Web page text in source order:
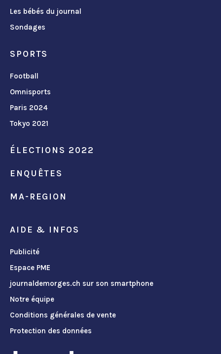
Les bébés du journal
Sondages
SPORTS
Football
Omnisports
Paris 2024
Tokyo 2021
ÉLECTIONS 2022
ENQUÊTES
MA-REGION
AIDE & INFOS
Publicité
Espace PME
journaldemorges.ch sur son smartphone
Notre équipe
Conditions générales de vente
Protection des données